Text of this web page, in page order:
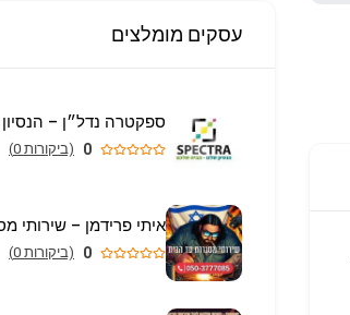
עסקים מומלצים
0 (ביקורות 0)
0 (ביקורות 0)